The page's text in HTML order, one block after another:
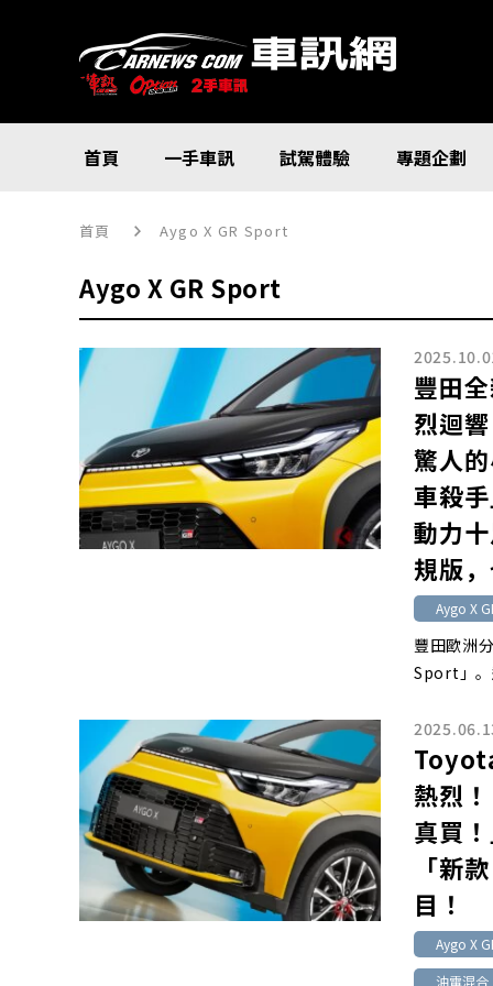
首頁 一手車訊 試駕體驗 專題企劃
首頁 Aygo X GR Sport
Aygo X GR Sport
豐田
烈迴響
驚人
車殺手
動力
規版
Aygo X
豐田歐洲
Sport」
熱烈
真買
「新
目！
Aygo X
油電混合